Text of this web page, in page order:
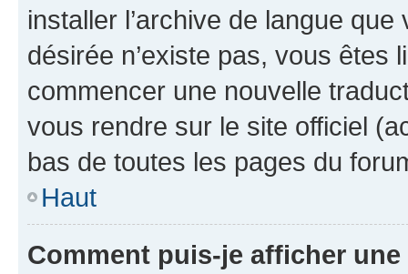
installer l’archive de langue
désirée n’existe pas, vous êtes
commencer une nouvelle
vous rendre sur le site officiel
bas de toutes les pages du
Haut
Comment puis-je afficher